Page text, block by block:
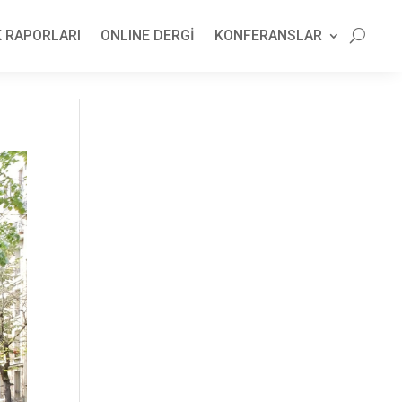
ONLINE DERGİ KONFERANSLAR